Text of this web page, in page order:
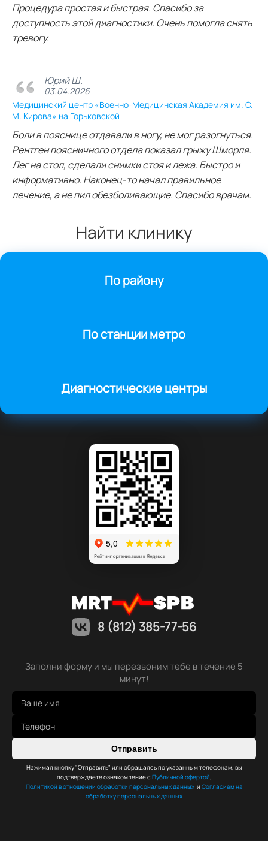
Процедура простая и быстрая. Спасибо за
доступность этой диагностики. Очень помогла снять
тревогу.
Юрий Ш.
03.04.2026
Медицинский центр «Военно-Медицинская Академия им. С.
М. Кирова» на Горьковской
Боли в пояснице отдавали в ногу, не мог разогнуться.
Рентген поясничного отдела показал грыжу Шморля.
Лег на стол, сделали снимки стоя и лежа. Быстро и
информативно. Наконец-то начал правильное
лечение, а не пил обезболивающие. Спасибо врачам.
Найти клинику
По району
По станции метро
Диагностические центры
8 (812) 385-77-56
Заполни форму и мы перезвоним тебе в течение 5
минут!
Отправить
Нажимая кнопку "Отправить" или обращаясь по указанным телефонам, вы
подтверждаете ознакомление с Публичной офертой,
Политикой в отношении обработки персональных данных и Согласием на
обработку персональных данных